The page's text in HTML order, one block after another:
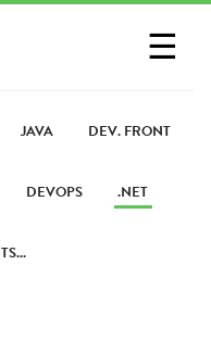
☰
LIENJAVA DEV. FRONT
DEVOPS .NET